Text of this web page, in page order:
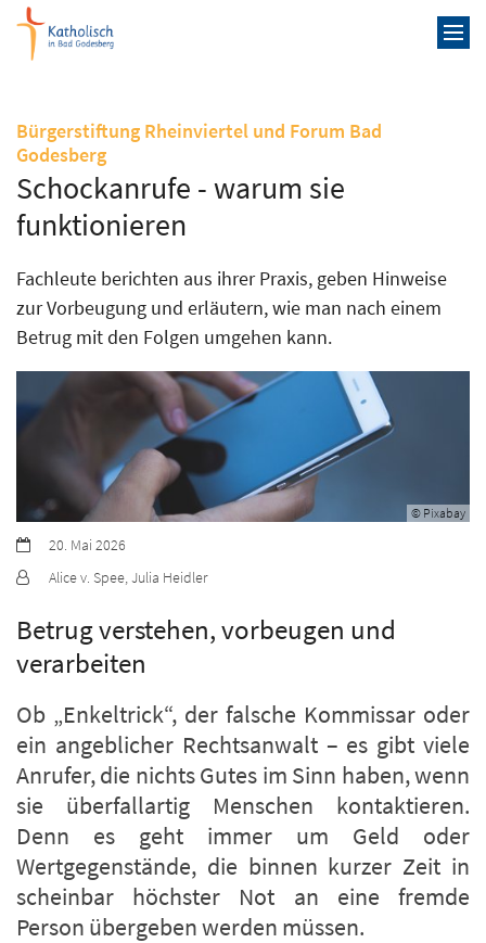
Zum Inhalt springen
Bürgerstiftung Rheinviertel und Forum Bad
Godesberg:
Schockanrufe - warum sie
funktionieren
Fachleute berichten aus ihrer Praxis, geben Hinweise
zur Vorbeugung und erläutern, wie man nach einem
Betrug mit den Folgen umgehen kann.
© Pixabay
Datum:20. Mai 2026
Von:
Alice v. Spee, Julia Heidler
Betrug verstehen, vorbeugen und
verarbeiten
Ob „Enkeltrick“, der falsche Kommissar oder
ein angeblicher Rechtsanwalt – es gibt viele
Anrufer, die nichts Gutes im Sinn haben, wenn
sie überfallartig Menschen kontaktieren.
Denn es geht immer um Geld oder
Wertgegenstände, die binnen kurzer Zeit in
scheinbar höchster Not an eine fremde
Person übergeben werden müssen.